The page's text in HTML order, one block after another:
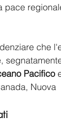
pace
che
Pacifico